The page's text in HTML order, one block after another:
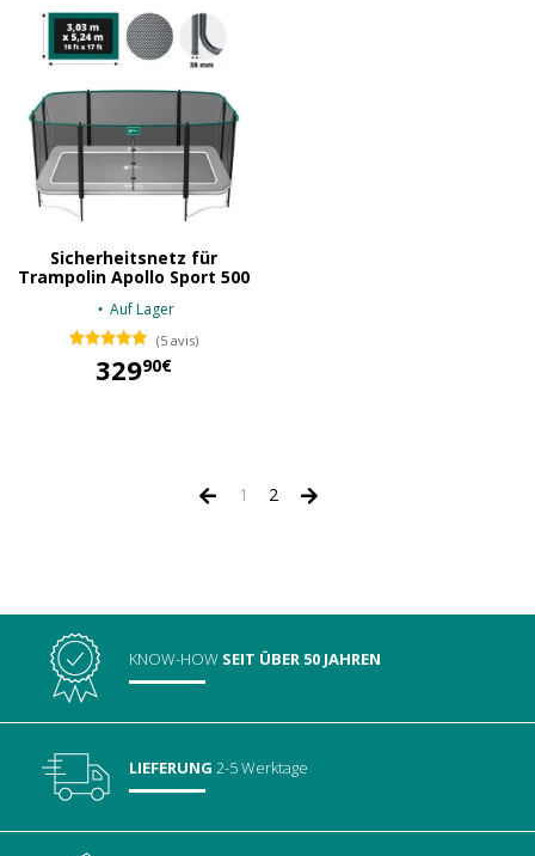
Sicherheitsnetz für
Trampolin Apollo Sport 500
Auf Lager
(5 avis)
32990€
1 2
KNOW-HOW SEIT ÜBER 50 JAHREN
LIEFERUNG 2-5 Werktage